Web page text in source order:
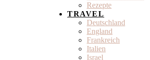
Rezepte
TRAVEL
Deutschland
England
Frankreich
Italien
Israel